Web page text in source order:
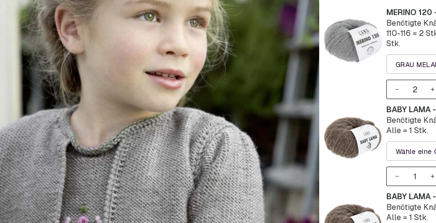
GRAU
MERINO 120
Benötigte
110-116 = 2
Stk.
Wähle eine
BABY LAMA
Benötigte
Alle = 1 Stk.
BABY LAMA
Benötigte
Alle = 1 Stk.